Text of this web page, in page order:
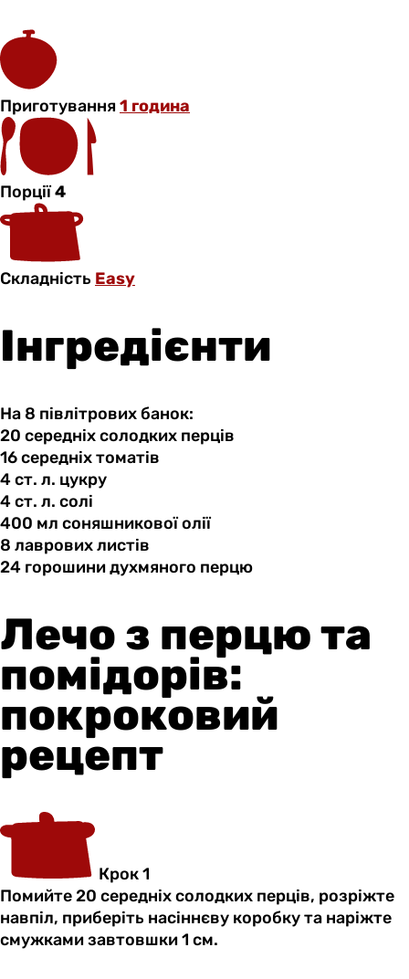
Приготування1 година
Порції4
Складність Easy
Інгредієнти
На 8 півлітрових банок:
20 середніхсолодких перців
16 середніхтоматів
4 ст. л. цукру
4 ст. л. солі
400 мл соняшниковоїолії
8 лавровихлистів
24 горошинидухмяного перцю
Лечо з перцю та
помідорів:
покроковий
рецепт
Крок 1
Помийте 20 середніх солодких перців, розріжте
навпіл, приберіть насіннєву коробку та наріжте
смужками завтовшки 1 см.